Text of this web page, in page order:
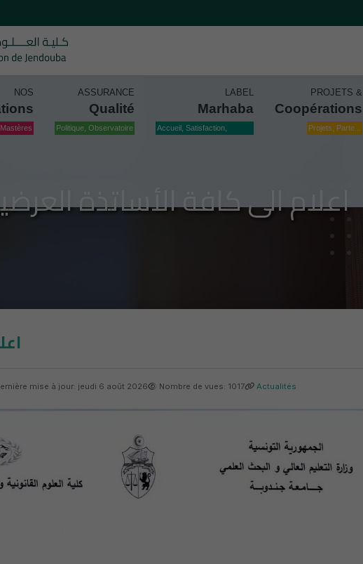
NOS ASSURANCE
Qualité
Politique, Observatoire
LABEL
Marhaba
Accueil, Satisfaction,
PROJETS &
Coopérations
Projets, Parte...
اعلام الى كافة الأساتذة
mise à jour: jeudi 6 août 2026 Nombre de vues: 1017 Actualités